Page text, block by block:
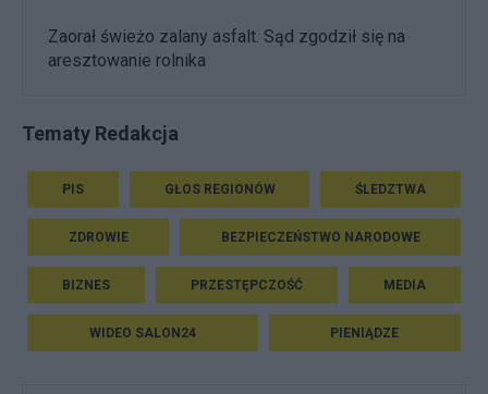
Zaorał świeżo zalany asfalt. Sąd zgodził się na
aresztowanie rolnika
Tematy Redakcja
PIS GŁOS REGIONÓW ŚLEDZTWA
ZDROWIE BEZPIECZEŃSTWO NARODOWE
BIZNES PRZESTĘPCZOŚĆ MEDIA
WIDEO SALON24 PIENIĄDZE